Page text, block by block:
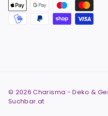
© 2026 Charisma - Deko &
Suchbar.at